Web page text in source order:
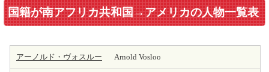
国籍が南アフリカ共和国→アメリカの人物一覧表
アーノルド・ヴォスルー Arnold Vosloo